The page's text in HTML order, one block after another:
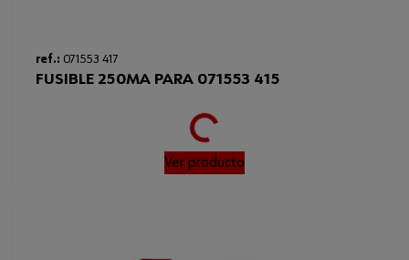
ref.: 071553 417
FUSIBLE 250MA PARA 071553 415
Loading...
Ver producto